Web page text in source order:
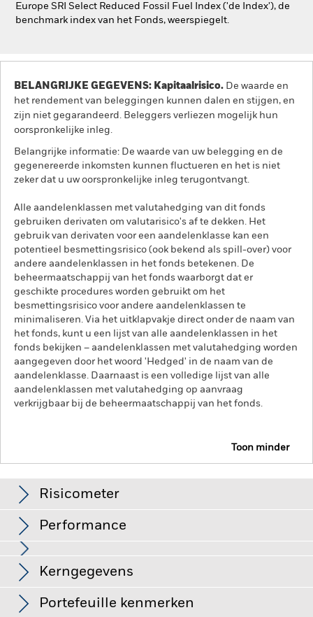
Europe SRI Select Reduced Fossil Fuel Index ('de Index'), de
benchmark index van het Fonds, weerspiegelt.
BELANGRIJKE GEGEVENS: Kapitaalrisico. De waarde en
het rendement van beleggingen kunnen dalen en stijgen, en
zijn niet gegarandeerd. Beleggers verliezen mogelijk hun
oorspronkelijke inleg.
Belangrijke informatie: De waarde van uw belegging en de
gegenereerde inkomsten kunnen fluctueren en het is niet
zeker dat u uw oorspronkelijke inleg terugontvangt.
Alle aandelenklassen met valutahedging van dit fonds
gebruiken derivaten om valutarisico's af te dekken. Het
gebruik van derivaten voor een aandelenklasse kan een
potentieel besmettingsrisico (ook bekend als spill-over) voor
andere aandelenklassen in het fonds betekenen. De
beheermaatschappij van het fonds waarborgt dat er
geschikte procedures worden gebruikt om het
besmettingsrisico voor andere aandelenklassen te
minimaliseren. Via het uitklapvakje direct onder de naam van
het fonds, kunt u een lijst van alle aandelenklassen in het
fonds bekijken – aandelenklassen met valutahedging worden
aangegeven door het woord 'Hedged' in de naam van de
aandelenklasse. Daarnaast is een volledige lijst van alle
aandelenklassen met valutahedging op aanvraag
verkrijgbaar bij de beheermaatschappij van het fonds.
Toon minder
IESE
Risicometer
Performance
Volledige grafiek bekijken
De waarde van aandelen en aandelengerelateerde effecten
kan worden beïnvloed door dagelijkse schommelingen op de
aandelenmarkten. Tot de andere factoren die van invloed zijn,
behoren politiek en economisch nieuws, bedrijfsresultaten en
Kerngegevens
Netto-activa
Portefeuille kenmerken